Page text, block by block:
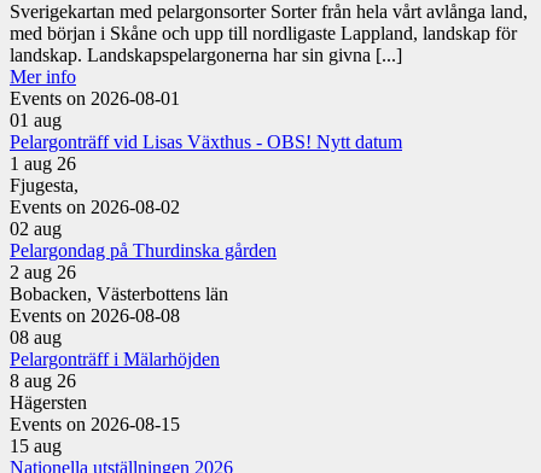
Sverigekartan med pelargonsorter Sorter från hela vårt avlånga land,
med början i Skåne och upp till nordligaste Lappland, landskap för
landskap. Landskapspelargonerna har sin givna [...]
Mer info
Events on 2026-08-01
01 aug
Pelargonträff vid Lisas Växthus - OBS! Nytt datum
1 aug 26
Fjugesta,
Events on 2026-08-02
02 aug
Pelargondag på Thurdinska gården
2 aug 26
Bobacken, Västerbottens län
Events on 2026-08-08
08 aug
Pelargonträff i Mälarhöjden
8 aug 26
Hägersten
Events on 2026-08-15
15 aug
Nationella utställningen 2026